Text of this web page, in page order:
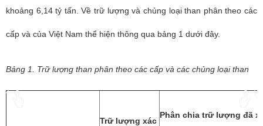
khoảng 6,14 tỷ tấn. Về trữ lượng và chủng loại than phân theo các
cấp và của Việt Nam thể hiện thông qua bảng 1 dưới đây.
Bảng 1. Trữ lượng than phân theo các cấp và các chủng loại than
Trữ l­ượng xác
Phân chia trữ lượng đã